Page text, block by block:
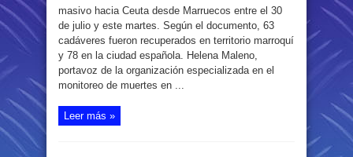
masivo hacia Ceuta desde Marruecos entre el 30
de julio y este martes. Según el documento, 63
cadáveres fueron recuperados en territorio marroquí
y 78 en la ciudad española. Helena Maleno,
portavoz de la organización especializada en el
monitoreo de muertes en ...
Leer más »